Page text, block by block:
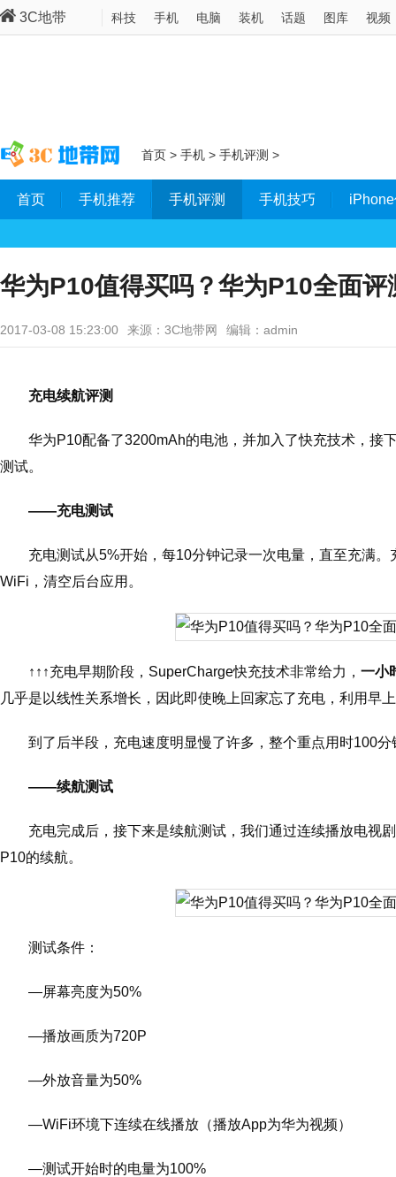
3C地带 科技 手机 电脑 装机 话题 图库 视频
首页 > 手机 > 手机评测 >
首页 手机推荐 手机评测 手机技巧
华为P10值得买吗？华为P10全面评
2017-03-08 15:23:00 来源：3C地带网 编辑：admin
充电续航评测
华为P10配备了3200mAh的电池，并加入了快充技术，接
测试。
——充电测试
充电测试从5%开始，每10分钟记录一次电量，直至充满
WiFi，清空后台应用。
↑↑↑充电早期阶段，SuperCharge快充技术非常给力， 一小
几乎是以线性关系增长，因此即使晚上回家忘了充电，利用早
到了后半段，充电速度明显慢了许多，整个重点用时100
——续航测试
充电完成后，接下来是续航测试，我们通过连续播放电视
P10的续航。
测试条件：
—屏幕亮度为50%
—播放画质为720P
—外放音量为50%
—WiFi环境下连续在线播放（播放App为华为视频）
—测试开始时的电量为100%